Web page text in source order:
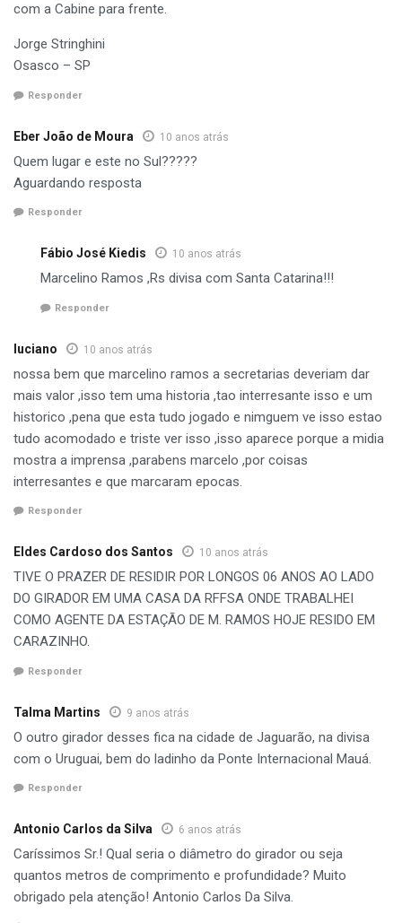
VEJA abaixocomo funciona um Girador. Vídeo gravado em
Ouro Preto de um Girador semelhante. O existente em
Marcelino era manual, sendo que este do vídeo é um
com a Cabine para frente.
Jorge Stringhini
Osasco – SP
Responder
Eber João de Moura 10 anos atrás
Quem lugar e este no Sul?????
Aguardando resposta
Responder
Fábio José Kiedis 10 anos atrás
Marcelino Ramos ,Rs divisa com Santa Catarina!!!
Responder
luciano 10 anos atrás
nossa bem que marcelino ramos a secretarias deveriam dar
mais valor ,isso tem uma historia ,tao interresante isso e um
historico ,pena que esta tudo jogado e nimguem ve isso estao
tudo acomodado e triste ver isso ,isso aparece porque a midia
mostra a imprensa ,parabens marcelo ,por coisas
interresantes e que marcaram epocas.
Responder
Eldes Cardoso dos Santos 10 anos atrás
TIVE O PRAZER DE RESIDIR POR LONGOS 06 ANOS AO LADO
DO GIRADOR EM UMA CASA DA RFFSA ONDE TRABALHEI
COMO AGENTE DA ESTAÇÃO DE M. RAMOS HOJE RESIDO EM
CARAZINHO.
Responder
Talma Martins 9 anos atrás
O outro girador desses fica na cidade de Jaguarão, na divisa
com o Uruguai, bem do ladinho da Ponte Internacional Mauá.
Responder
Antonio Carlos da Silva 6 anos atrás
Caríssimos Sr.! Qual seria o diâmetro do girador ou seja
quantos metros de comprimento e profundidade? Muito
obrigado pela atenção! Antonio Carlos Da Silva.